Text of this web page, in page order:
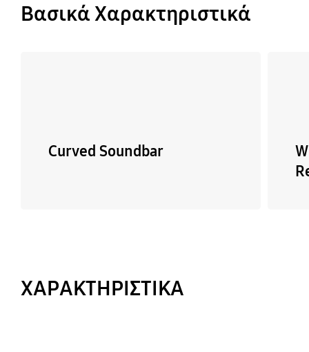
Βασικά Χαρακτηριστικά
Curved Soundbar
ΧΑΡΑΚΤΗΡΙΣΤΙΚΑ